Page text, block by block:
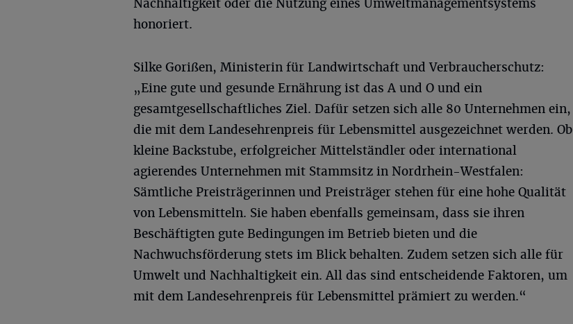
Nachhaltigkeit oder die Nutzung eines Umweltmanagementsystems
honoriert.
Silke Gorißen, Ministerin für Landwirtschaft und Verbraucherschutz:
„Eine gute und gesunde Ernährung ist das A und O und ein
gesamtgesellschaftliches Ziel. Dafür setzen sich alle 80 Unternehmen ein,
die mit dem Landesehrenpreis für Lebensmittel ausgezeichnet werden. Ob
kleine Backstube, erfolgreicher Mittelständler oder international
agierendes Unternehmen mit Stammsitz in Nordrhein-Westfalen:
Sämtliche Preisträgerinnen und Preisträger stehen für eine hohe Qualität
von Lebensmitteln. Sie haben ebenfalls gemeinsam, dass sie ihren
Beschäftigten gute Bedingungen im Betrieb bieten und die
Nachwuchsförderung stets im Blick behalten. Zudem setzen sich alle für
Umwelt und Nachhaltigkeit ein. All das sind entscheidende Faktoren, um
mit dem Landesehrenpreis für Lebensmittel prämiert zu werden.“